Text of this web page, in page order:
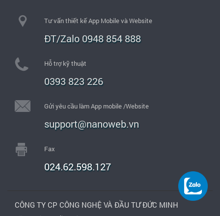
Tư vấn thiết kế App Mobile và Website
ĐT/Zalo 0948 854 888
Hỗ trợ kỹ thuật
0393 823 226
Gửi yêu cầu làm App mobile /Website
support@nanoweb.vn
Fax
024.62.598.127
CÔNG TY CP CÔNG NGHỆ VÀ ĐẦU TƯ ĐỨC MINH